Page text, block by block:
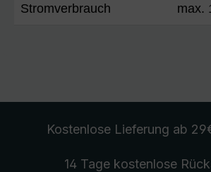
Stromverbrauch max.
Kostenlose Lieferung ab
14 Tage kostenlose